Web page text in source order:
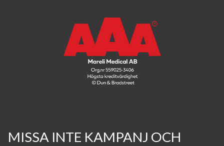
MISSA INTE KAMPANJ OCH